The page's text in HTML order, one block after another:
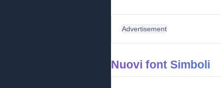
Advertisement
Nuovi font Simboli